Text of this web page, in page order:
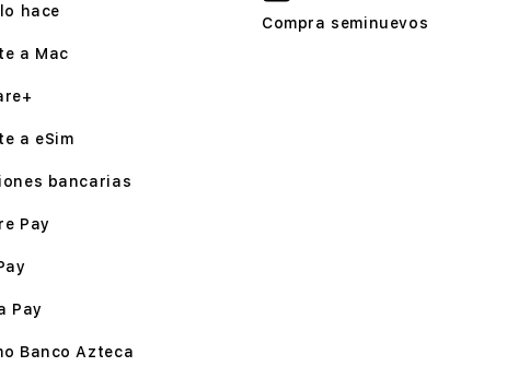
hace
a Mac
a eSim
bancarias
Pay
Pay
Banco Azteca
Compra seminuevos